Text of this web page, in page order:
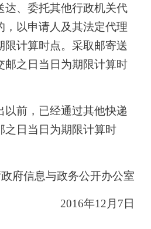
达、委托其他行政机关代
，以申请人及其法定代理
限计算时点。采取邮寄送
邮之日当日为期限计算时
以前，已经通过其他快递
之日当日为期限计算时
府信息与政务公开办公室
2016年12月7日